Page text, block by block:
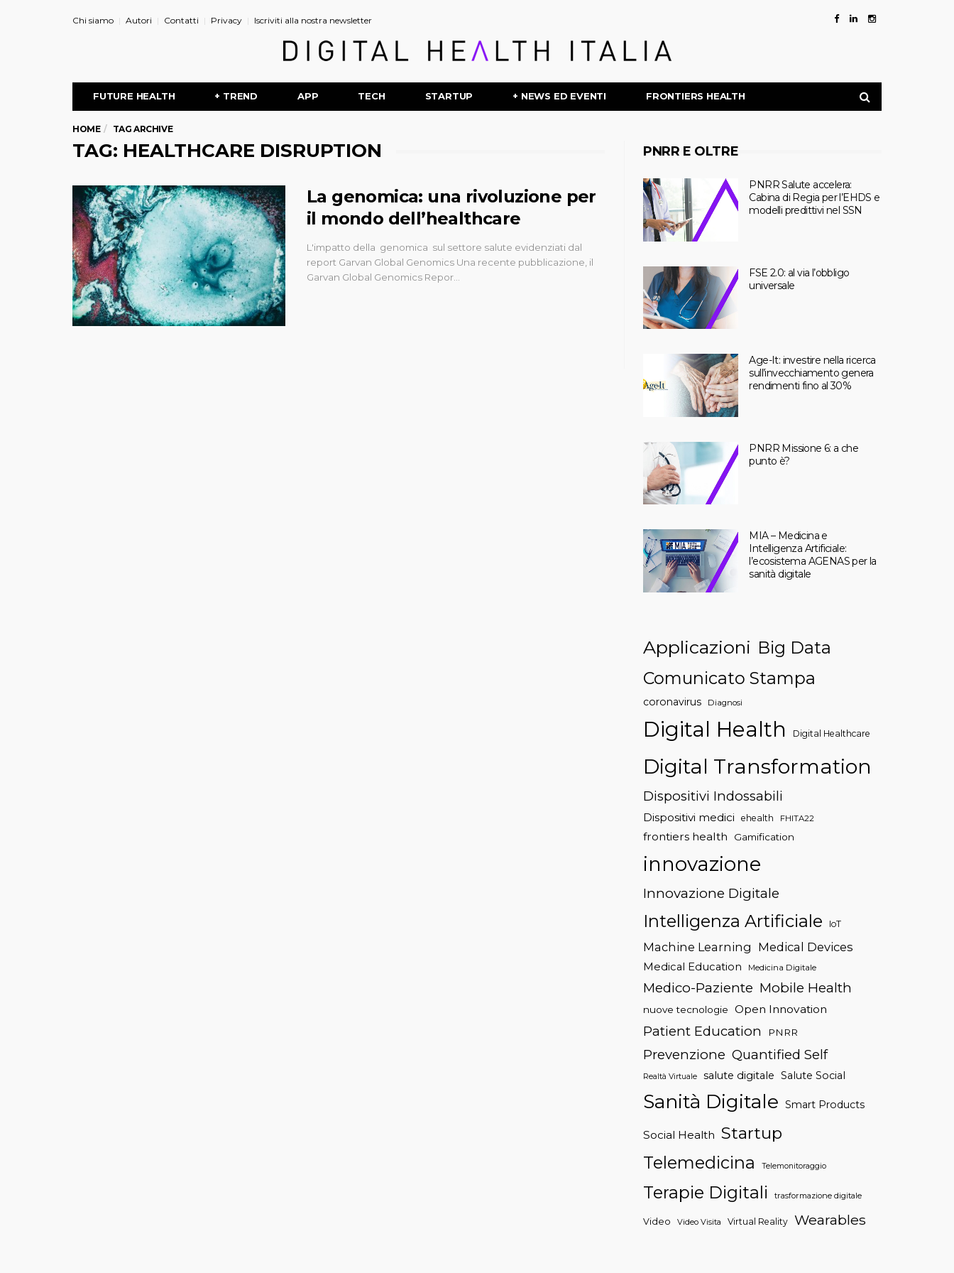
Chi siamo Autori Contatti Privacy Iscriviti alla nostra newsletter
FUTURE HEALTH + TREND APP TECH STARTUP + NEWS ED EVENTI FRONTIERS HEALTH
HOME TAG ARCHIVE
TAG: HEALTHCARE DISRUPTION
La genomica: una rivoluzione per
il mondo dell’healthcare
L'impatto della genomica sul settore salute evidenziati dal
report Garvan Global Genomics Una recente pubblicazione, il
Garvan Global Genomics Repor…
PNRR E OLTRE
PNRR Salute accelera:
Cabina di Regia per l’EHDS e
modelli predittivi nel SSN
FSE 2.0: al via l’obbligo
universale
Age-It: investire nella ricerca
sull’invecchiamento genera
rendimenti fino al 30%
PNRR Missione 6: a che
punto è?
MIA – Medicina e
Intelligenza Artificiale:
l’ecosistema AGENAS per la
sanità digitale
Applicazioni Big Data
Comunicato Stampa
coronavirus Diagnosi
Digital Health Digital Healthcare
Digital Transformation
Dispositivi Indossabili
Dispositivi medici ehealth FHITA22
frontiers health Gamification
innovazione
Innovazione Digitale
Intelligenza Artificiale IoT
Machine Learning Medical Devices
Medical Education Medicina Digitale
Medico-Paziente Mobile Health
nuove tecnologie Open Innovation
Patient Education PNRR
Prevenzione Quantified Self
Realtà Virtuale salute digitale Salute Social
Sanità Digitale Smart Products
Social Health Startup
Telemedicina Telemonitoraggio
Terapie Digitali trasformazione digitale
Video Video Visita Virtual Reality Wearables